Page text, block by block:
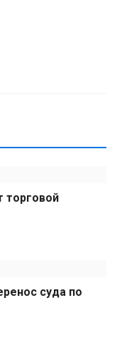
торговой
суда по